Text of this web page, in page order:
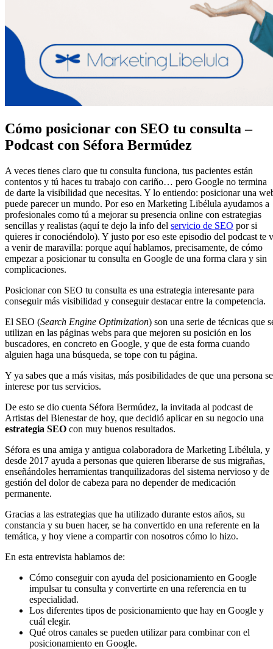
Cómo posicionar con SEO tu consulta –
Podcast con Séfora Bermúdez
A veces tienes claro que tu consulta funciona, tus pacientes están
contentos y tú haces tu trabajo con cariño… pero Google no termina
de darte la visibilidad que necesitas. Y lo entiendo: posicionar una
puede parecer un mundo. Por eso en Marketing Libélula ayudamos a
profesionales como tú a mejorar su presencia online con estrategias
sencillas y realistas (aquí te dejo la info del servicio de SEO por si
quieres ir conociéndolo). Y justo por eso este episodio del podcast te
a venir de maravilla: porque aquí hablamos, precisamente, de cómo
empezar a posicionar tu consulta en Google de una forma clara y sin
complicaciones.
Posicionar con SEO tu consulta es una estrategia interesante para
conseguir más visibilidad y conseguir destacar entre la competencia.
El SEO (Search Engine Optimization) son una serie de técnicas que
utilizan en las páginas webs para que mejoren su posición en los
buscadores, en concreto en Google, y que de esta forma cuando
alguien haga una búsqueda, se tope con tu página.
Y ya sabes que a más visitas, más posibilidades de que una persona se
interese por tus servicios.
De esto se dio cuenta Séfora Bermúdez, la invitada al podcast de
Artistas del Bienestar de hoy, que decidió aplicar en su negocio una
estrategia SEO con muy buenos resultados.
Séfora es una amiga y antigua colaboradora de Marketing Libélula, y
desde 2017 ayuda a personas que quieren liberarse de sus migrañas,
enseñándoles herramientas tranquilizadoras del sistema nervioso y de
gestión del dolor de cabeza para no depender de medicación
permanente.
Gracias a las estrategias que ha utilizado durante estos años, su
constancia y su buen hacer, se ha convertido en una referente en la
temática, y hoy viene a compartir con nosotros cómo lo hizo.
En esta entrevista hablamos de:
Cómo conseguir con ayuda del posicionamiento en Google
impulsar tu consulta y convertirte en una referencia en tu
especialidad.
Los diferentes tipos de posicionamiento que hay en Google y
cuál elegir.
Qué otros canales se pueden utilizar para combinar con el
posicionamiento en Google.